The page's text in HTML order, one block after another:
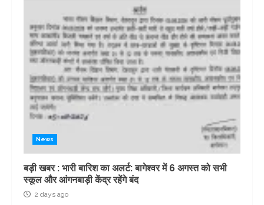
News
बड़ी खबर : भारी बारिश का अलर्ट: बागेश्वर में 6 अगस्त को सभी
स्कूल और आंगनबाड़ी केंद्र रहेंगे बंद
2 days ago